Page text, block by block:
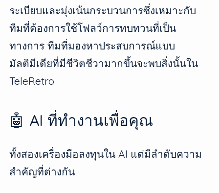
ระเบียบและมุ่งเน้นกระบวนการซึ่งเหมาะกับ
ทีมที่ต้องการใช้โฟลว์การทบทวนที่เป็น
ทางการ ทีมที่มองหาประสบการณ์แบบ
มัลติมีเดียที่มีชีวิตชีวามากขึ้นจะพบสิ่งนั้นใน
TeleRetro
🤖 AI ที่ทำงานเพื่อคุณ
ทั้งสองเครื่องมือลงทุนใน AI แต่มีลำดับความ
สำคัญที่ต่างกัน